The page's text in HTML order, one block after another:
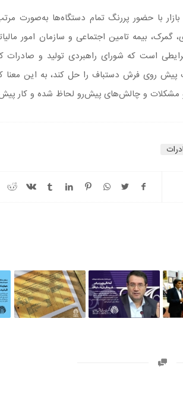
با حضور پررنگ تمام دستگاه‌ها به‌صورت
بیمه تامین اجتماعی و سازمان امور
است که شورای راهبردی تولید و صادرات
روی فرش دستباف را حل کند، به این معنا
و مشکلات و چالش‌های پیش‌رو لحاظ شده و کار